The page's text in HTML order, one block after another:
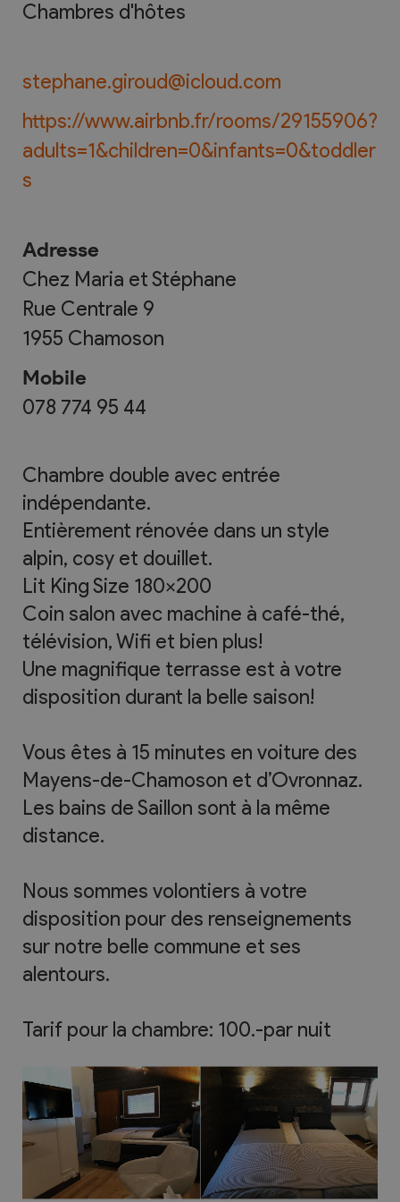
Chambres d'hôtes
stephane.giroud@icloud.com
https://www.airbnb.fr/rooms/29155906?
adults=1&children=0&infants=0&toddler
s
Adresse
Chez Maria et Stéphane
Rue Centrale 9
1955 Chamoson
Mobile
078 774 95 44
Chambre double avec entrée
indépendante.
Entièrement rénovée dans un style
alpin, cosy et douillet.
Lit King Size 180x200
Coin salon avec machine à café-thé,
télévision, Wifi et bien plus!
Une magnifique terrasse est à votre
disposition durant la belle saison!
Vous êtes à 15 minutes en voiture des
Mayens-de-Chamoson et d’Ovronnaz.
Les bains de Saillon sont à la même
distance.
Nous sommes volontiers à votre
disposition pour des renseignements
sur notre belle commune et ses
alentours.
Tarif pour la chambre: 100.-par nuit